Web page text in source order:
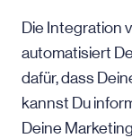
Die Integration
automatisiert
dafür, dass
kannst Du
Deine